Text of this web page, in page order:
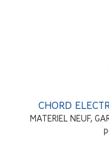
CHORD
MATERIEL NEUF,